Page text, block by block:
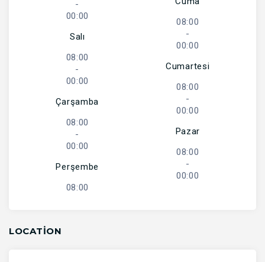
-
00:00
Salı
08:00
-
00:00
Çarşamba
08:00
-
00:00
Perşembe
08:00
08:00
-
00:00
Cumartesi
08:00
-
00:00
Pazar
08:00
-
00:00
LOCATION